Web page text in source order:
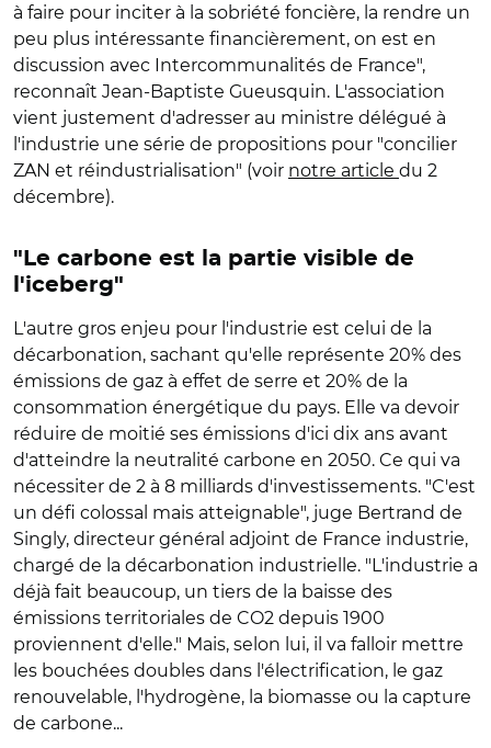
à faire pour inciter à la sobriété foncière, la rendre un
peu plus intéressante financièrement, on est en
discussion avec Intercommunalités de France",
reconnaît Jean-Baptiste Gueusquin. L'association
vient justement d'adresser au ministre délégué à
l'industrie une série de propositions pour "concilier
ZAN et réindustrialisation" (voir notre article du 2
décembre).
"Le carbone est la partie visible de
l'iceberg"
L'autre gros enjeu pour l'industrie est celui de la
décarbonation, sachant qu'elle représente 20% des
émissions de gaz à effet de serre et 20% de la
consommation énergétique du pays. Elle va devoir
réduire de moitié ses émissions d'ici dix ans avant
d'atteindre la neutralité carbone en 2050. Ce qui va
nécessiter de 2 à 8 milliards d'investissements. "C'est
un défi colossal mais atteignable", juge Bertrand de
Singly, directeur général adjoint de France industrie,
chargé de la décarbonation industrielle. "L'industrie a
déjà fait beaucoup, un tiers de la baisse des
émissions territoriales de CO2 depuis 1900
proviennent d'elle." Mais, selon lui, il va falloir mettre
les bouchées doubles dans l'électrification, le gaz
renouvelable, l'hydrogène, la biomasse ou la capture
de carbone...